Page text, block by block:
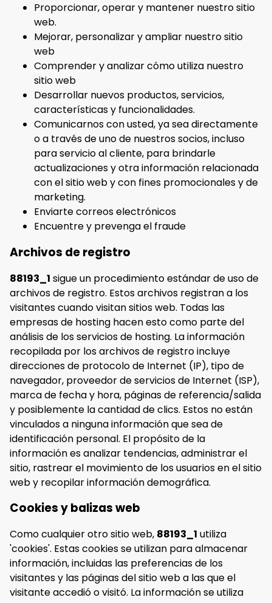
Proporcionar, operar y mantener nuestro sitio
web.
Mejorar, personalizar y ampliar nuestro sitio
web
Comprender y analizar cómo utiliza nuestro
sitio web
Desarrollar nuevos productos, servicios,
características y funcionalidades.
Comunicarnos con usted, ya sea directamente
o a través de uno de nuestros socios, incluso
para servicio al cliente, para brindarle
actualizaciones y otra información relacionada
con el sitio web y con fines promocionales y de
marketing.
Enviarte correos electrónicos
Encuentre y prevenga el fraude
Archivos de registro
88193_1 sigue un procedimiento estándar de uso de
archivos de registro. Estos archivos registran a los
visitantes cuando visitan sitios web. Todas las
empresas de hosting hacen esto como parte del
análisis de los servicios de hosting. La información
recopilada por los archivos de registro incluye
direcciones de protocolo de Internet (IP), tipo de
navegador, proveedor de servicios de Internet (ISP),
marca de fecha y hora, páginas de referencia/salida
y posiblemente la cantidad de clics. Estos no están
vinculados a ninguna información que sea de
identificación personal. El propósito de la
información es analizar tendencias, administrar el
sitio, rastrear el movimiento de los usuarios en el sitio
web y recopilar información demográfica.
Cookies y balizas web
Como cualquier otro sitio web, 88193_1 utiliza
'cookies'. Estas cookies se utilizan para almacenar
información, incluidas las preferencias de los
visitantes y las páginas del sitio web a las que el
visitante accedió o visitó. La información se utiliza